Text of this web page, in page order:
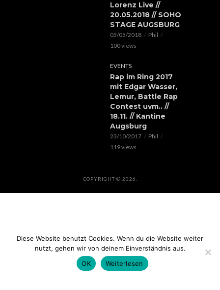
Lorenz Live //
20.05.2018 // SOHO
STAGE AUGSBURG
05/05/2018
Phil
100 views
EVENTS
Rap im Ring 2017
mit Edgar Wasser,
Lemur, Battle Rap
Contest uvm.. //
18.11. // Kantine
Augsburg
23/10/2017
Phil
119 views
COPYRIGHT © 2026.
Diese Website benutzt Cookies. Wenn du die Website weiter
nutzt, gehen wir von deinem Einverständnis aus.
OK
Weiterlesen